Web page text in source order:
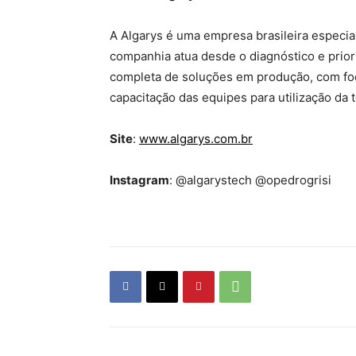
A Algarys é uma empresa brasileira
companhia atua desde o diagnóstico e
completa de soluções em produção, com
capacitação das equipes para utilização
Site: www.algarys.com.br
Instagram: @algarystech @opedrogrisi